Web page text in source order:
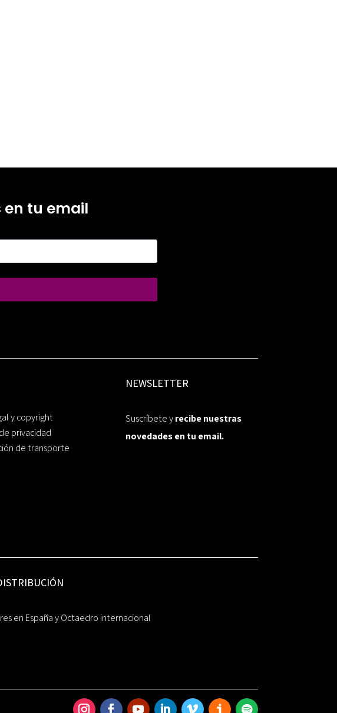
en tu email
y copyright
privacidad
de transporte
NEWSLETTER
Suscríbete yrecibe nuestras
novedades en tu email.
en España y Octaedro internacional